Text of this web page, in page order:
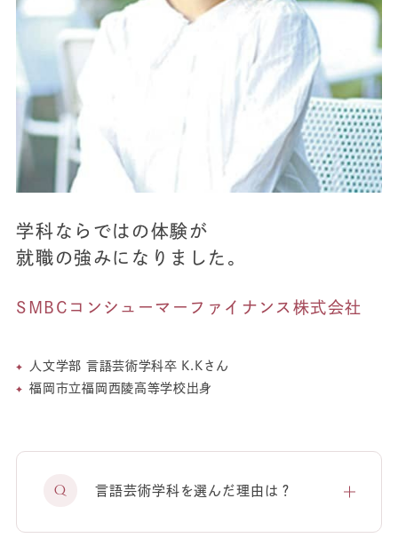
学科ならではの体験が
就職の強みになりました。
SMBCコンシューマーファイナンス株式会社
人文学部 言語芸術学科卒 K.Kさん
福岡市立福岡西陵高等学校出身
言語芸術学科を選んだ理由は？